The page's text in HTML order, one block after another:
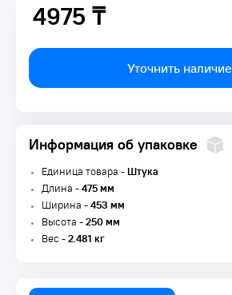
4975 ₸
4975 ₸
Уточнить наличие
Информация об упаковке
Единица товара -Штука
Длина -475 мм
Ширина -453 мм
Высота -250 мм
Вес -2.481 кг